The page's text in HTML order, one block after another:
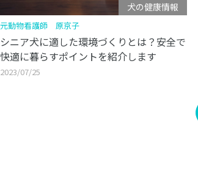
犬の健康情報
元動物看護師 原京子
シニア犬に適した環境づくりとは？安全で
快適に暮らすポイントを紹介します
2023/07/25